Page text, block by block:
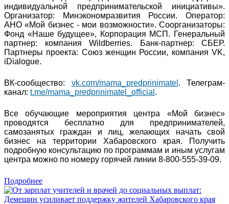
индивидуальной предпринимательской инициативы».
Организатор: Минэкономразвития России. Оператор:
АНО «Мой бизнес - мои возможности». Соорганизаторы:
Фонд «Наше будущее», Корпорация МСП. Генеральный
партнер: компания Wildberries. Банк-партнер: СБЕР.
Партнеры проекта: Союз женщин России, компания VK,
iDialogue.
ВК-сообщество: vk.com/mama_predprinimatel . Телеграм-
канал: t.me/mama_predprinimatel_official .
Все обучающие мероприятия центра «Мой бизнес»
проводятся бесплатно для предпринимателей,
самозанятых граждан и лиц, желающих начать свой
бизнес на территории Хабаровского края. Получить
подробную консультацию по программам и иным услугам
центра можно по номеру горячей линии 8-800-555-39-09.
Подробнее